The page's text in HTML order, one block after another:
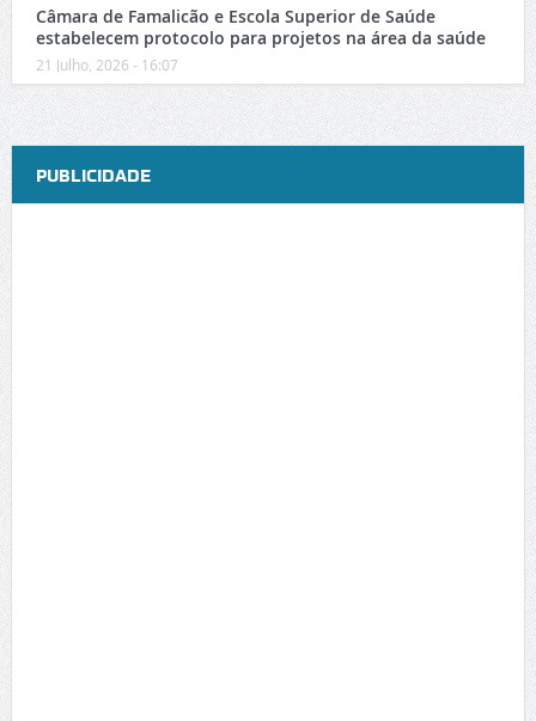
Câmara de Famalicão e Escola Superior de Saúde
estabelecem protocolo para projetos na área da saúde
21 Julho, 2026 - 16:07
PUBLICIDADE